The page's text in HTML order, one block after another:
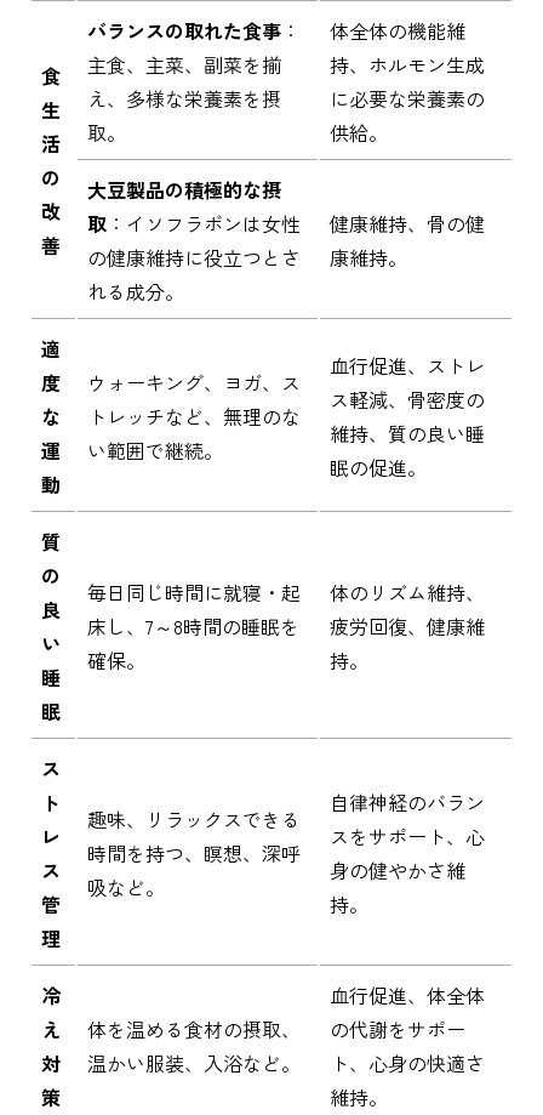
食
生
活
の
改
善
バランスの取れた食事 ：
主食、主菜、副菜を揃
え、多様な栄養素を摂
取。
体全体の機能維
持、ホルモン生成
に必要な栄養素の
供給。
大豆製品の積極的な摂
取 ：イソフラボンは女性
の健康維持に役立つとさ
れる成分。
健康維持、骨の健
康維持。
適
度
な
運
動
ウォーキング、ヨガ、ス
トレッチなど、無理のな
い範囲で継続。
血行促進、ストレ
ス軽減、骨密度の
維持、質の良い睡
眠の促進。
質
の
良
い
睡
眠
毎日同じ時間に就寝・起
床し、7～8時間の睡眠を
確保。
体のリズム維持、
疲労回復、健康維
持。
ス
ト
レ
ス
管
理
趣味、リラックスできる
時間を持つ、瞑想、深呼
吸など。
自律神経のバラン
スをサポート、心
身の健やかさ維
持。
冷
え
対
策
体を温める食材の摂取、
温かい服装、入浴など。
血行促進、体全体
の代謝をサポー
ト、心身の快適さ
維持。